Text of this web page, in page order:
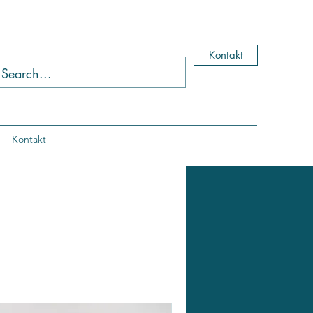
Kontakt
Kontakt